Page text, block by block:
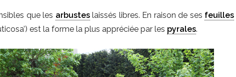
que les arbusteslaissés libres. En raison de ses feuilles
est la forme la plus appréciée par les pyrales.